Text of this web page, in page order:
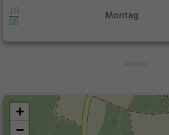
10
08
Montag
+
−